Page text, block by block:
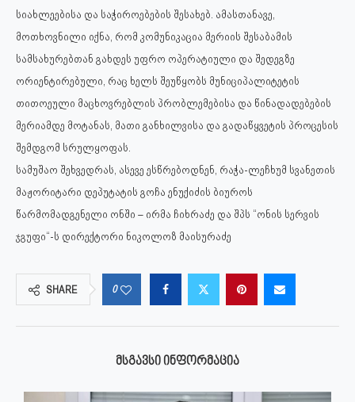
სიახლეებისა და საჭიროებების შესახებ. ამასთანავე,
მოთხოვნილი იქნა, რომ კომუნიკაცია მერიის შესაბამის
სამსახურებთან გახდეს უფრო ოპერატიული და შედეგზე
ორიენტირებული, რაც ხელს შეუწყობს მუნიციპალიტეტის
თითოეული მაცხოვრებლის პრობლემებისა და წინადადებების
მერიამდე მოტანას, მათი განხილვისა და გადაწყვეტის პროცესის
შემდგომ სრულყოფას.
სამუშაო შეხვედრას, ასევე ესწრებოდნენ, რაჭა-ლეჩხუმ სვანეთის
მაჟორიტარი დეპუტატის გოჩა ენუქიძის ბიუროს
წარმომადგენელი ონში – ირმა ჩიხრაძე და შპს “ონის სერვის
ჯგუფი“-ს დირექტორი ნიკოლოზ მაისურაძე
SHARE 0
ᲛᲡᲒᲐᲕᲡᲘ ᲘᲜᲤᲝᲠᲛᲐᲪᲘᲐ